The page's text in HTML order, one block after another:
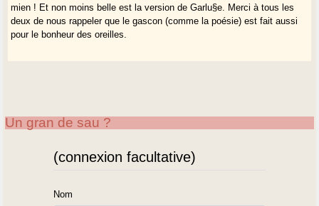
mien ! Et non moins belle est la version de Garlu§e. Merci à tous les
deux de nous rappeler que le gascon (comme la poésie) est fait aussi
pour le bonheur des oreilles.
Un gran de sau ?
(connexion facultative)
Nom